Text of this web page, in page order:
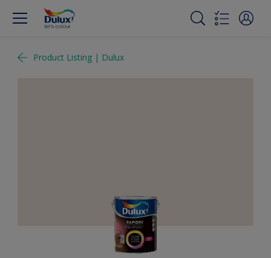
Product Listing | Dulux